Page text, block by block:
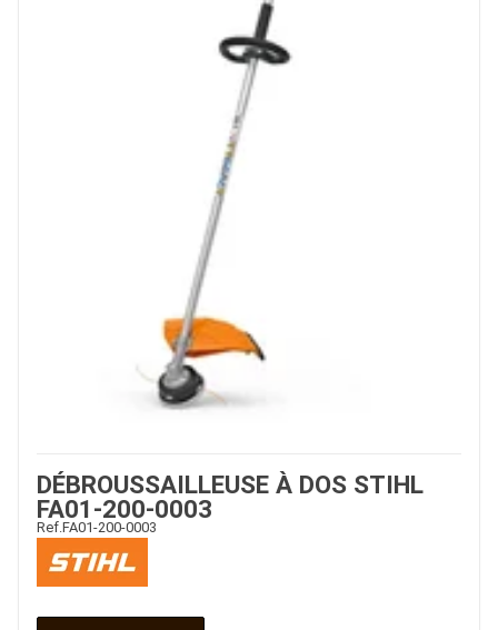
DÉBROUSSAILLEUSE À DOS STIHL
FA01-200-0003
Ref. FA01-200-0003